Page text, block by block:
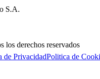
S.A.
los derechos reservados
de PrivacidadPolitica de